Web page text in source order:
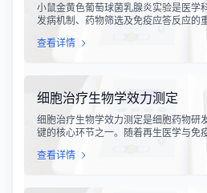
小鼠金黄色葡萄球菌乳腺炎实验是医学
发病机制、药物筛选及免疫应答反应的
和畜牧业经济均构成显著影响。金黄色
查看详情
细胞治疗生物学效力测定
细胞治疗生物学效力测定是细胞药物研
键的核心环节之一。随着再生医学与免
确地评估这些“活细胞药物”的临床治疗
查看详情